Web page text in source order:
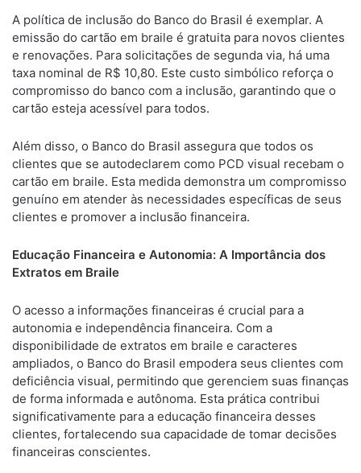
A política de inclusão do Banco do Brasil é exemplar. A
emissão do cartão em braile é gratuita para novos clientes
e renovações. Para solicitações de segunda via, há uma
taxa nominal de R$ 10,80. Este custo simbólico reforça o
compromisso do banco com a inclusão, garantindo que o
cartão esteja acessível para todos.
Além disso, o Banco do Brasil assegura que todos os
clientes que se autodeclarem como PCD visual recebam o
cartão em braile. Esta medida demonstra um compromisso
genuíno em atender às necessidades específicas de seus
clientes e promover a inclusão financeira.
Educação Financeira e Autonomia: A Importância dos
Extratos em Braile
O acesso a informações financeiras é crucial para a
autonomia e independência financeira. Com a
disponibilidade de extratos em braile e caracteres
ampliados, o Banco do Brasil empodera seus clientes com
deficiência visual, permitindo que gerenciem suas finanças
de forma informada e autônoma. Esta prática contribui
significativamente para a educação financeira desses
clientes, fortalecendo sua capacidade de tomar decisões
financeiras conscientes.